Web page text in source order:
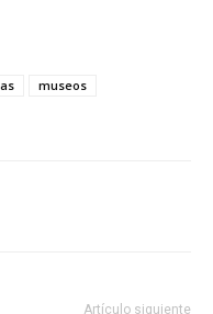
museos
Artículo siguiente